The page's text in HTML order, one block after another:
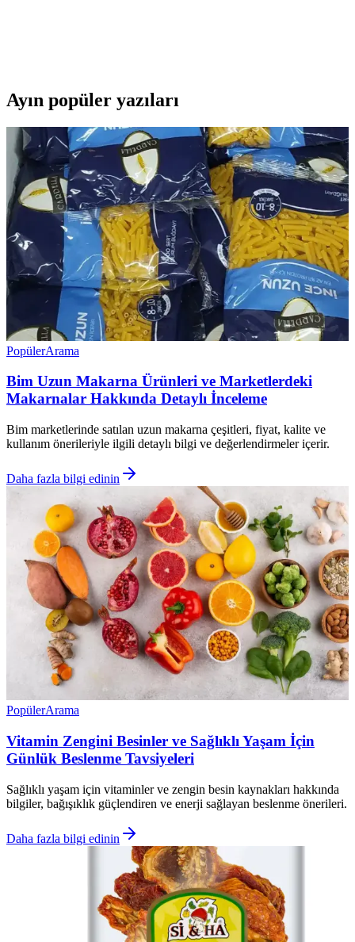
Ayın popüler yazıları
PopülerArama
Bim Uzun Makarna Ürünleri ve Marketlerdeki
Makarnalar Hakkında Detaylı İnceleme
Bim marketlerinde satılan uzun makarna çeşitleri, fiyat, kalite ve
kullanım önerileriyle ilgili detaylı bilgi ve değerlendirmeler içerir.
Daha fazla bilgi edinin
PopülerArama
Vitamin Zengini Besinler ve Sağlıklı Yaşam İçin
Günlük Beslenme Tavsiyeleri
Sağlıklı yaşam için vitaminler ve zengin besin kaynakları hakkında
bilgiler, bağışıklık güçlendiren ve enerji sağlayan beslenme önerileri.
Daha fazla bilgi edinin